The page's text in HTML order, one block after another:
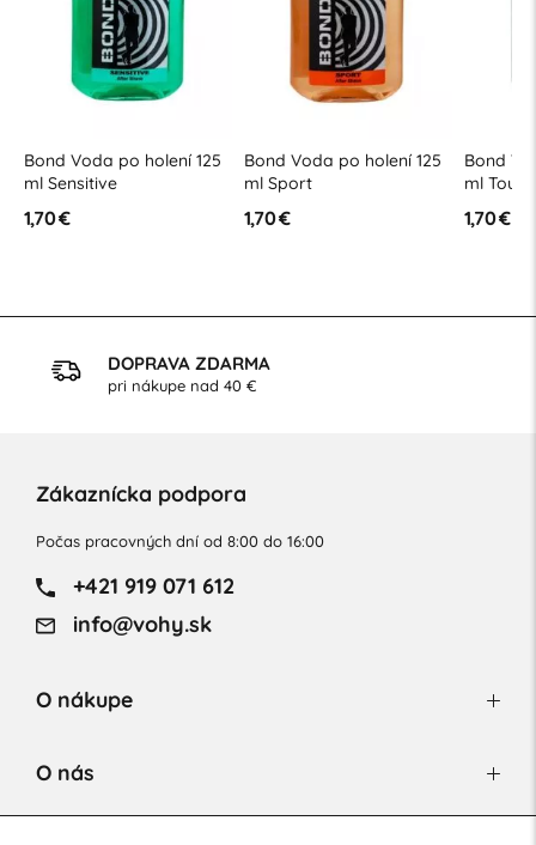
Bond Voda po holení 125
ml Sensitive
1,70 €
Bond Voda po holení 125
ml Sport
1,70 €
Bond
ml Touch
1,70 €
DOPRAVA ZDARMA
pri nákupe nad 40 €
Zákaznícka podpora
Počas pracovných dní od 8:00 do 16:00
+421 919 071 612
info@vohy.sk
O nákupe
O nás